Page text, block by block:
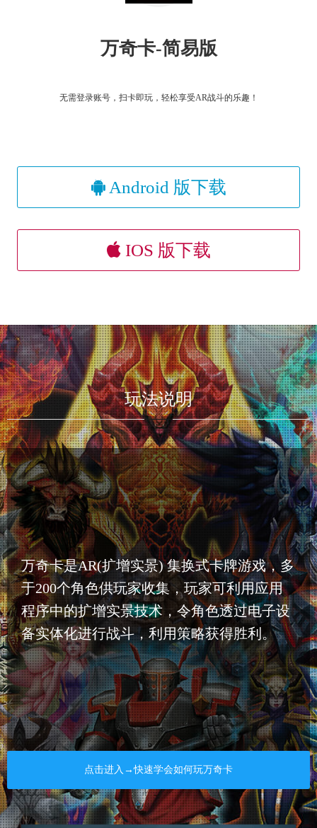
万奇卡-简易版
无需登录账号，扫卡即玩，轻松享受AR战斗的乐趣！
Android 版下载
IOS 版下载
玩法说明
万奇卡是AR(扩增实景) 集换式卡牌游戏，多
于200个角色供玩家收集，玩家可利用应用
程序中的扩增实景技术，令角色透过电子设
备实体化进行战斗，利用策略获得胜利。
点击进入→快速学会如何玩万奇卡